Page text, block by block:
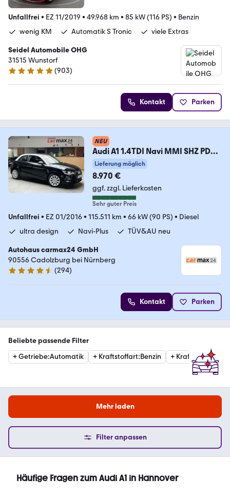
Unfallfrei • EZ 11/2019 • 49.968 km • 85 kW (116 PS) • Benzin
wenig KM
Automatik S Tronic viele Extras
Seidel Automobile OHG
31515 Wunstorf
4.9 Sterne
(903)
Kontakt Parken
NEU
Audi A1 1.4TDI Navi MMI SHZ PDC
Bluetooth TÜV&AU neu
Lieferung möglich
8.970 €
ggf. zzgl. Lieferkosten
Sehr guter Preis
Unfallfrei • EZ 01/2016• 115.511 km • 66 kW (90 PS) • Diesel
ultra design
Navi-Plus TÜV&AU neu
Autohaus carmax24 GmbH
90556 Cadolzburg bei Nürnberg
4.7 Sterne
(294)
Kontakt Parken
Beliebte passende Filter
+Getriebe:Automatik + Kraftstoffart:Benzin + Kraftstoffart
Mehr laden
Filter anpassen
Häufige Fragen zum Audi A1 in Hannover